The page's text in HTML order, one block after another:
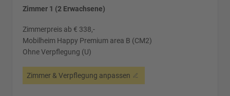
Zimmer 1 (2 Erwachsene)
Zimmerpreis ab € 338,-
Mobilheim Happy Premium area B (CM2)
Ohne Verpflegung (U)
Zimmer & Verpflegung anpassen